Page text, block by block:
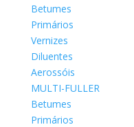
Betumes
Primários
Vernizes
Diluentes
Aerossóis
MULTI-FULLER
Betumes
Primários